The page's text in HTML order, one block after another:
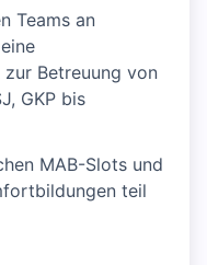
Teams an
Betreuung von
GKP bis
MAB-Slots und
teil